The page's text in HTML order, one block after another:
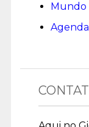
Mundo
Agenda